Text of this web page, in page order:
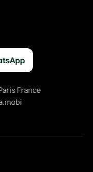
France